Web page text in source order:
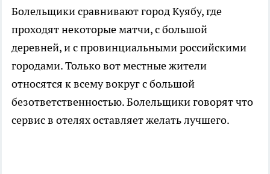
Болельщики сравнивают город Куябу, где
проходят некоторые матчи, с большой
деревней, и с провинциальными российскими
городами. Только вот местные жители
относятся к всему вокруг с большой
безответственностью. Болельщики говорят что
сервис в отелях оставляет желать лучшего.